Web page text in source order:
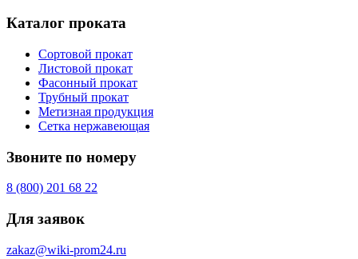
Каталог проката
Сортовой прокат
Листовой прокат
Фасонный прокат
Трубный прокат
Метизная продукция
Сетка нержавеющая
Звоните по номеру
8 (800) 201 68 22
Для заявок
zakaz@wiki-prom24.ru